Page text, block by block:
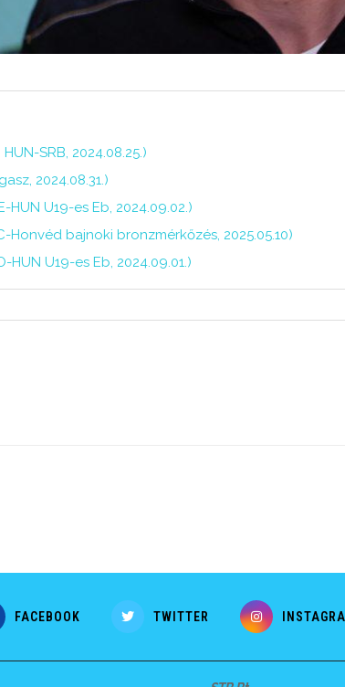
SRB, 2024.08.25.)
2024.08.31.)
U19-es Eb, 2024.09.02.)
Honvéd bajnoki bronzmérkőzés, 2025.05.10)
U19-es Eb, 2024.09.01.)
FACEBOOK TWITTER